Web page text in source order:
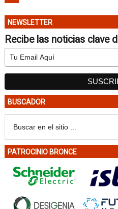
NEWSLETTER
Recibe las noticias clave
BUSCADOR
PATROCINIO BRONCE